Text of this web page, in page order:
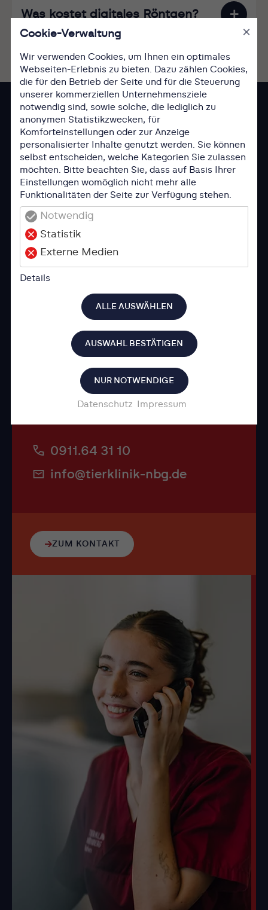
Was kostet digitales Röntgen?
Dein Tier benötigt einen
Termin?
Du hast eine Überweisung oder möchtest
einen Beratungstermin vereinbaren? Wir sind
gerne für dich und dein Tier da.
TERMIN ÜBER PETSXL
TERMIN PER FORMULAR
24/7 für dich und dein Tier im
Während der Öffnungszeiten
0911.64 31 10
info@tierklinik-nbg.de
ZUM KONTAKT
Cookie-Verwaltung ×
Wir verwenden Cookies, um Ihnen ein optimales
Webseiten-Erlebnis zu bieten. Dazu zählen Cookies,
die für den Betrieb der Seite und für die Steuerung
unserer kommerziellen Unternehmensziele
notwendig sind, sowie solche, die lediglich zu
anonymen Statistikzwecken, für
Komforteinstellungen oder zur Anzeige
personalisierter Inhalte genutzt werden. Sie können
selbst entscheiden, welche Kategorien Sie zulassen
möchten. Bitte beachten Sie, dass auf Basis Ihrer
Einstellungen womöglich nicht mehr alle
Funktionalitäten der Seite zur Verfügung stehen.
Notwendig
Statistik
Externe Medien
Details
NUR NOTWENDIGE
AUSWAHL BESTÄTIGEN
ALLE AUSWÄHLEN
Datenschutz Impressum